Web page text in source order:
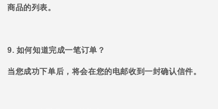
商品的列表。
9. 如何知道完成一笔订单？
当您成功下单后，将会在您的电邮收到一封确认信件。